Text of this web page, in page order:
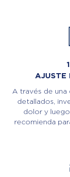
AJUSTE
A través de una
detallados,
dolor y
recomienda